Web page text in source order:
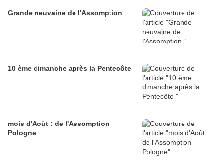
Grande neuvaine de l'Assomption
10 ème dimanche après la Pentecôte
mois d'Août : de l'Assomption
Pologne